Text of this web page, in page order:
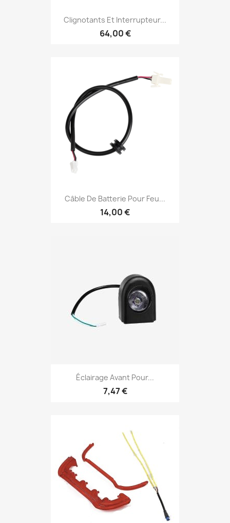
Clignotants Et Interrupteur...
64,00 €
Câble De Batterie Pour Feu...
14,00 €
Éclairage Avant Pour...
7,47 €